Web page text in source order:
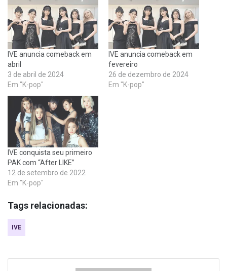
IVE anuncia comeback em
abril
3 de abril de 2024
Em "K-pop"
IVE anuncia comeback em
fevereiro
26 de dezembro de 2024
Em "K-pop"
IVE conquista seu primeiro
PAK com “After LIKE”
12 de setembro de 2022
Em "K-pop"
Tags relacionadas:
IVE